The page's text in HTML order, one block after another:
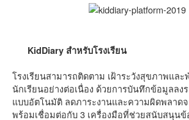
KidDiary สำหรับโรงเรียน
โรงเรียนสามารถติดตาม เฝ้าระวังสุขภาพแล
นักเรียนอย่างต่อเนื่อง ด้วยการบันทึกข้อมูลลง
แบบอัตโนมัติ ลดภาระงานและความผิดพลาด
พร้อมเชื่อมต่อกับ 3 เครื่องมือที่ช่วยสนับสนุน